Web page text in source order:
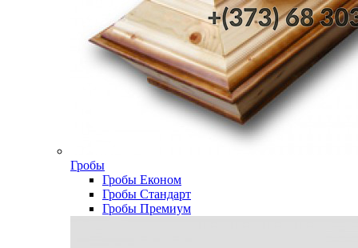
Гробы
Гробы Економ
Гробы Стандарт
Гробы Премиум